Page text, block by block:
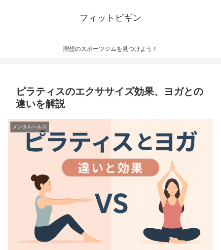
フィットビギン
理想のスポーツジムを見つけよう！
ピラティスのエクササイズ効果、ヨガとの
違いを解説
メンタルヘルス